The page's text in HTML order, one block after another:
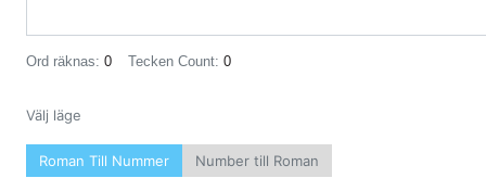
Ord räknas: 0 Tecken Count: 0
Välj läge
Roman Till Nummer Number till Roman